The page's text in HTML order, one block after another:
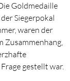
Goldmedaille
Siegerpokal
waren der
Zusammenhang,
gestellt war.